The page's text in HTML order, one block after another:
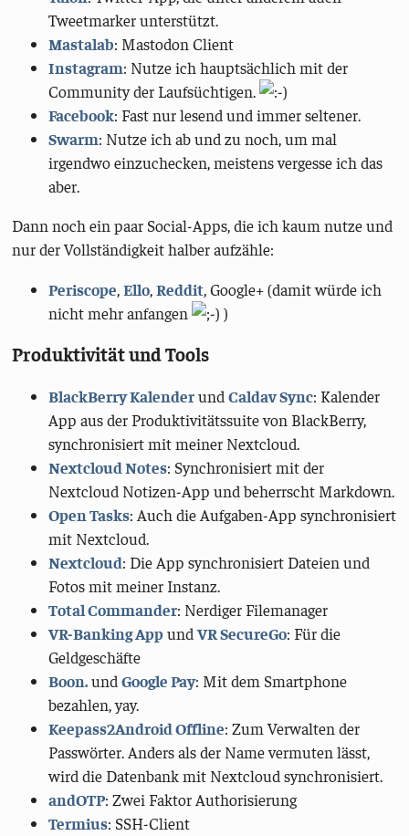
Tweetmarker unterstützt.
Mastalab: Mastodon Client
Instagram: Nutze ich hauptsächlich mit der
Community der Laufsüchtigen.
Facebook: Fast nur lesend und immer seltener.
Swarm: Nutze ich ab und zu noch, um mal
irgendwo einzuchecken, meistens vergesse ich das
aber.
Dann noch ein paar Social-Apps, die ich kaum nutze und
nur der Vollständigkeit halber aufzähle:
Periscope,Ello,Reddit, Google+ (damit würde ich
nicht mehr anfangen
)
Produktivität und Tools
BlackBerry KalenderundCaldav Sync: Kalender
App aus der Produktivitätssuite von BlackBerry,
synchronisiert mit meiner Nextcloud.
Nextcloud Notes: Synchronisiert mit der
Nextcloud Notizen-App und beherrscht Markdown.
Open Tasks: Auch die Aufgaben-App synchronisiert
mit Nextcloud.
Nextcloud: Die App synchronisiert Dateien und
Fotos mit meiner Instanz.
Total Commander: Nerdiger Filemanager
VR-Banking AppundVR SecureGo: Für die
Geldgeschäfte
Boon.undGoogle Pay: Mit dem Smartphone
bezahlen, yay.
Keepass2Android Offline: Zum Verwalten der
Passwörter. Anders als der Name vermuten lässt,
wird die Datenbank mit Nextcloud synchronisiert.
andOTP: Zwei Faktor Authorisierung
Termius: SSH-Client